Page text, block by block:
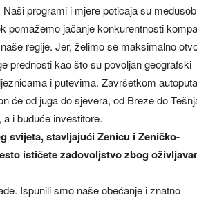
programi i mjere poticaja su
pomažemo jačanje konkurentnosti
regije. Jer, želimo se maksimalno
prednosti kao što su povoljan geografski
i putevima. Završetkom
će od juga do sjevera, od Breze do
i buduće investitore.
svijeta, stavljajući Zenicu i Zeničko-
ističete zadovoljstvo zbog
Ispunili smo naše obećanje i znatno